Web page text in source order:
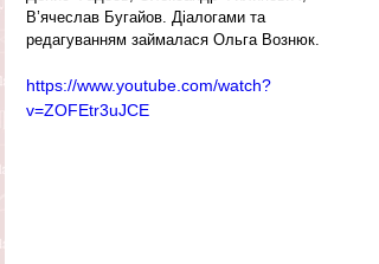
В’ячеслав Бугайов. Діалогами та
редагуванням займалася Ольга Вознюк.
https://www.youtube.com/watch?
v=ZOFEtr3uJCE